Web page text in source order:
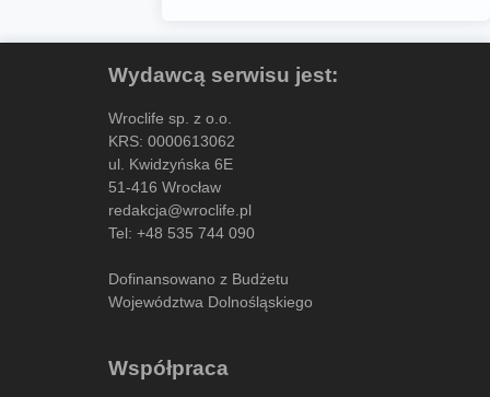
Wydawcą serwisu jest:
Wroclife sp. z o.o.
KRS: 0000613062
ul. Kwidzyńska 6E
51-416 Wrocław
redakcja@wroclife.pl
Tel: +48 535 744 090
Dofinansowano z Budżetu
Województwa Dolnośląskiego
Współpraca